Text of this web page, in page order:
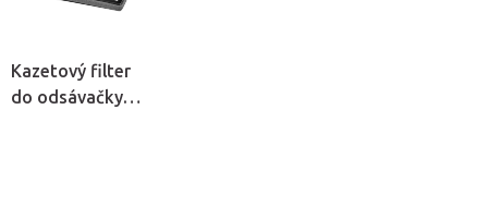
Kazetový filter
do odsávačky